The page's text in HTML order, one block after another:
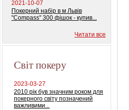
2021-10-07
Покерний набір в м Львів
"Compass" 300 фішок - купив...
Читати все
Світ покеру
2023-03-27
2010 рік був значним роком для
покерного світу позначений
важливими...